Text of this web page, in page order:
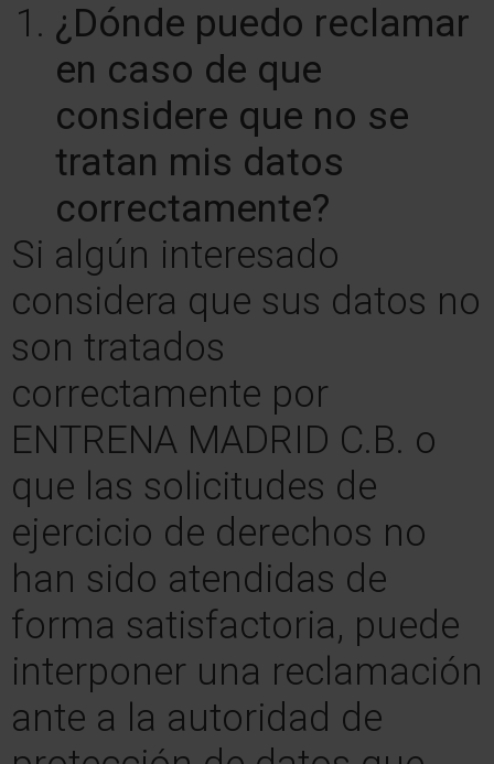
¿Dónde puedo reclamar
en caso de que
considere que no se
tratan mis datos
correctamente?
Si algún interesado
considera que sus datos no
son tratados
correctamente por
ENTRENA MADRID C.B. o
que las solicitudes de
ejercicio de derechos no
han sido atendidas de
forma satisfactoria, puede
interponer una reclamación
ante a la autoridad de